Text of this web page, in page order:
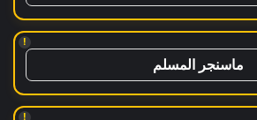
!
ماسنجر المسلم
!